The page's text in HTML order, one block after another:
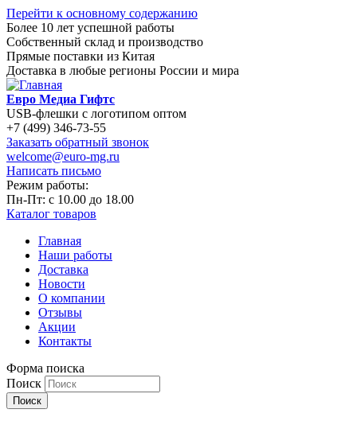
Перейти к основному содержанию
Более 10 лет успешной работы
Собственный склад и производство
Прямые поставки из Китая
Доставка в любые регионы России и мира
Евро Медиа Гифтс
USB-флешки с логотипом оптом
+7 (499) 346-73-55
Заказать обратный звонок
welcome@euro-mg.ru
Написать письмо
Режим работы:
Пн-Пт: с 10.00 до 18.00
Каталог товаров
Главная
Наши работы
Доставка
Новости
О компании
Отзывы
Акции
Контакты
Форма поиска
Поиск